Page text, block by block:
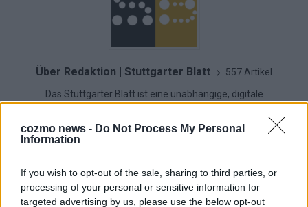
cozmo news - Do Not Process My Personal
Information
If you wish to opt-out of the sale, sharing to third parties, or
processing of your personal or sensitive information for
targeted advertising by us, please use the below opt-out
Über Redaktion | Stuttgarter Blatt 557 Artikel
Das Stuttgarter Blatt ist eine unabhängige, digitale
berichtet fundiert, verständlich und aktuell über das Geschehen
in der Region, in Deutschland und der Welt. Wir verbinden